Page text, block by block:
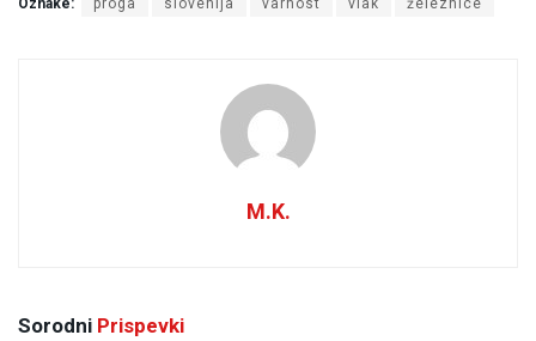
Oznake: proga slovenija varnost vlak železnice
M.K.
Sorodni Prispevki